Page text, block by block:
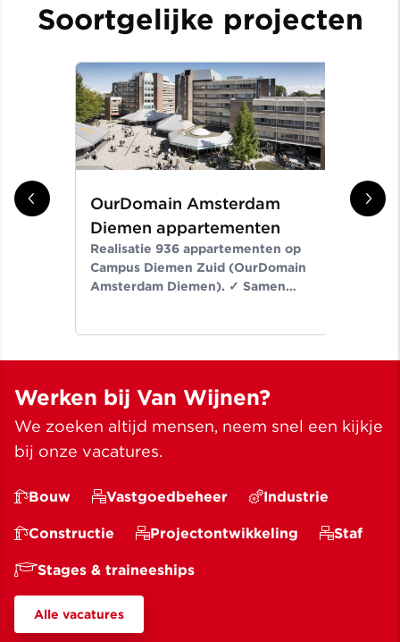
Soortgelijke projecten
OurDomain Amsterdam
Diemen appartementen
Realisatie 936 appartementen op
Campus Diemen Zuid (OurDomain
Amsterdam Diemen). ✓ Samen
Werken bij Van Wijnen?
We zoeken altijd mensen, neem snel een kijkje
bij onze vacatures.
Bouw Vastgoedbeheer Industrie
Constructie Projectontwikkeling Staf
Stages & traineeships
Alle vacatures